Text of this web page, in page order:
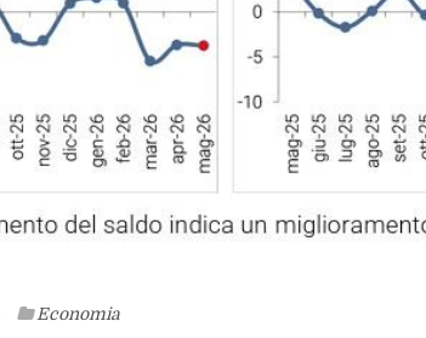
Economia